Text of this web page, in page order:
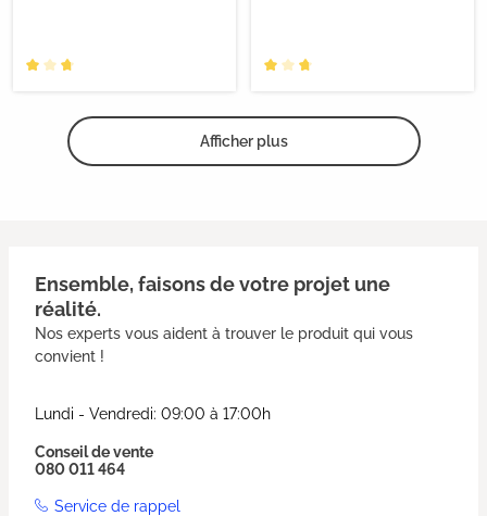
Afficher plus
Ensemble, faisons de votre projet une
réalité.
Nos experts vous aident à trouver le produit qui vous
convient !
Lundi - Vendredi: 09:00 à 17:00h
Conseil de vente
080 011 464
Service de rappel